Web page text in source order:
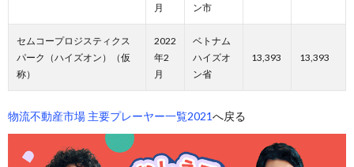
月
ン市
セムコープロジスティクス
パーク（ハイズオン）（仮
称）
2022
年2
月
ベトナム
ハイズオ
ン省
13,393 13,393
物流不動産市場 主要プレーヤー一覧2021へ戻る